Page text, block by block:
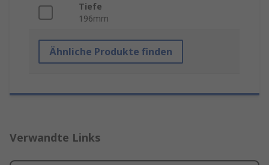
Tiefe
196mm
Ähnliche Produkte finden
Verwandte Links